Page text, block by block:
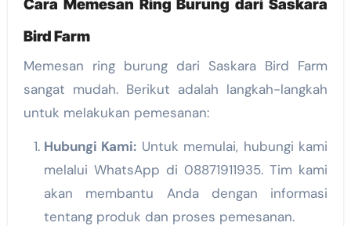
Cara Memesan Ring Burung dari Saskara
Bird Farm
Memesan ring burung dari Saskara Bird Farm
sangat mudah. Berikut adalah langkah-langkah
untuk melakukan pemesanan:
Hubungi Kami: Untuk memulai, hubungi kami
melalui WhatsApp di 08871911935. Tim kami
akan membantu Anda dengan informasi
tentang produk dan proses pemesanan.